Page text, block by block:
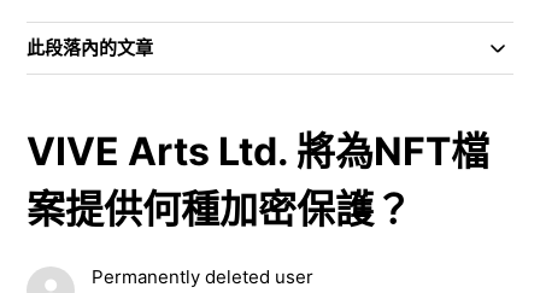
此段落內的文章
VIVE Arts Ltd. 將為NFT檔
案提供何種加密保護？
Permanently deleted user